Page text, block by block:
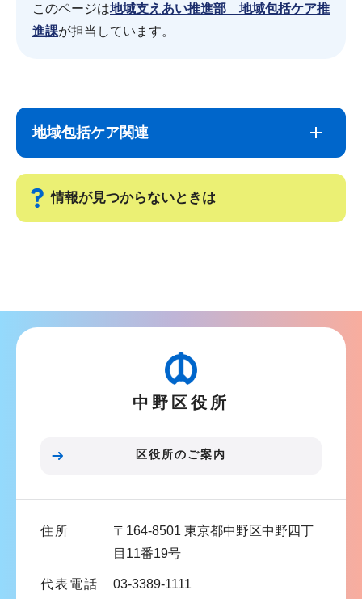
このページは地域支えあい推進部 地域包括ケア推
進課が担当しています。
こ
で
地域包括ケア関連
情報が見つからないときは
ゲ
ま
中野区役所
区役所のご案内
住所
〒164-8501 東京都中野区中野四丁
目11番19号
代表電話 03-3389-1111